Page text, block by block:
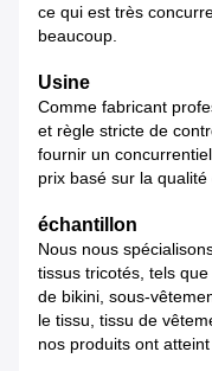
ce qui est très
beaucoup.
Usine
Comme fabricant
et règle stricte de
fournir un concurrentiel
prix basé sur la
échantillon
Nous nous
tissus tricotés, tels
de bikini, sous-
le tissu, tissu de
nos produits ont